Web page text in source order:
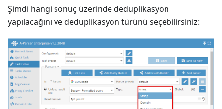
Şimdi hangi sonuç üzerinde deduplikasyon
yapılacağını ve deduplikasyon türünü seçebilirsiniz: